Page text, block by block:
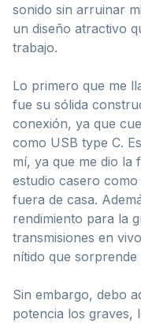
sonido sin arruinar
un diseño atractivo
trabajo.
Lo primero que me
fue su sólida
conexión, ya que
como USB type C.
mí, ya que me dio la
estudio casero
fuera de casa.
rendimiento para la
transmisiones en
nítido que sorprende
Sin embargo, debo
potencia los graves,